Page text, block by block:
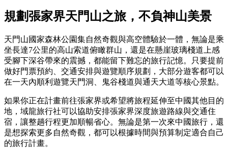
規劃張家界天門山之旅，不負神山美景
天門山國家森林公園集自然奇觀與高空體驗於一體，無論是乘
坐長達7公里的高山索道俯瞰群山，還是在懸崖玻璃棧道上感
受腳下深谷帶來的震撼，都能留下難忘的旅行記憶。只要提前
做好門票預約、交通安排與遊覽順序規劃，大部分遊客都可以
在一天內順利遊覽天門洞、鬼谷棧道與通天大道等核心景點。
如果你正在計畫前往張家界或希望將旅程延伸至中國其他目的
地，域龍旅行社可以協助安排張家界深度旅遊路線與交通住
宿，讓整趟行程更加順暢省心。無論是第一次來中國旅行，還
是想探索更多自然奇觀，都可以根據時間與預算制定適合自己
的旅行計畫。